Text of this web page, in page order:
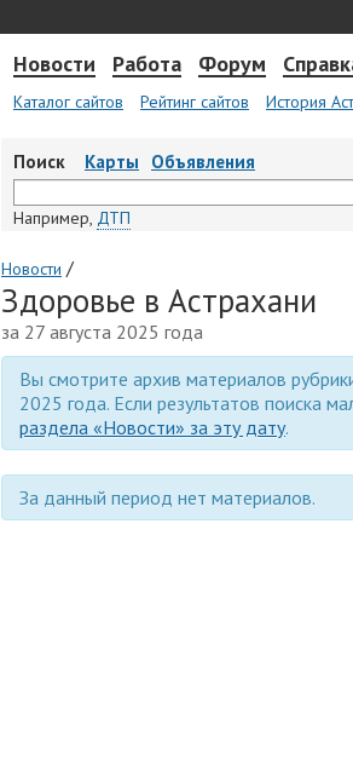
Новости Работа Форум
Каталог сайтов Рейтинг сайтов История
Поиск Карты Объявления
Например, ДТП
Новости /
Здоровье в Астрахани
за 27 августа 2025 года
Вы смотрите архив материалов
2025 года. Если результатов поиска
раздела «Новости» за эту дату.
За данный период нет материалов.